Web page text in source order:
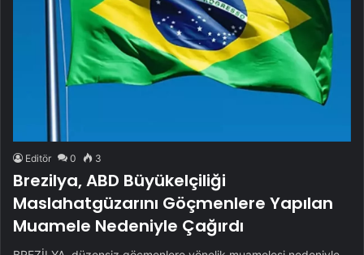
Editör 0 3
Brezilya, ABD Büyükelçiliği
Maslahatgüzarını Göçmenlere Yapılan
Muamele Nedeniyle Çağırdı